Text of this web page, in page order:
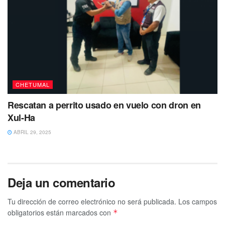
CHETUMAL
Rescatan a perrito usado en vuelo con dron en
Xul-Ha
ABRIL 29, 2025
Deja un comentario
Tu dirección de correo electrónico no será publicada. Los campos
obligatorios están marcados con *